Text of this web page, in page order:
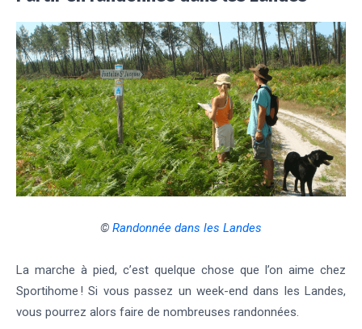
© Randonnée dans les Landes
La marche à pied, c’est quelque chose que l’on aime chez
Sportihome ! Si vous passez un week-end dans les Landes,
vous pourrez alors faire de nombreuses randonnées.